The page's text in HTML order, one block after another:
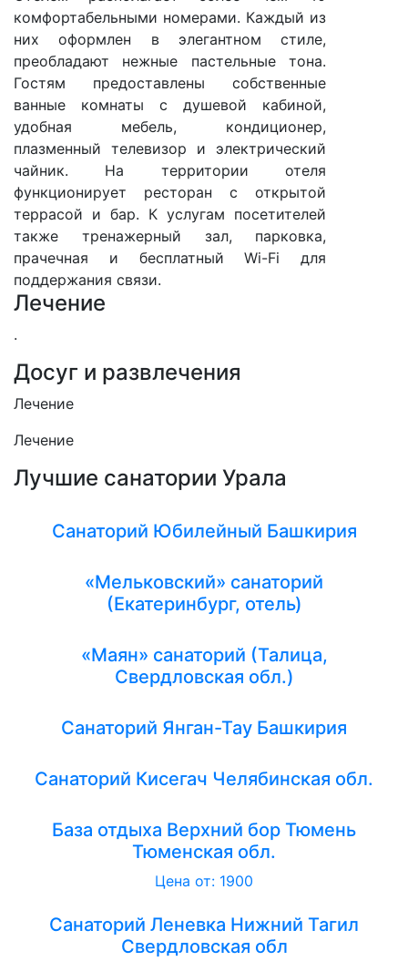
комфортабельными номерами. Каждый из
них оформлен в элегантном стиле,
преобладают нежные пастельные тона.
Гостям предоставлены собственные
ванные комнаты с душевой кабиной,
удобная мебель, кондиционер,
плазменный телевизор и электрический
чайник. На территории отеля
функционирует ресторан с открытой
террасой и бар. К услугам посетителей
также тренажерный зал, парковка,
прачечная и бесплатный Wi-Fi для
поддержания связи.
Лечение
.
Досуг и развлечения
Лечение
Лечение
Лучшие санатории Урала
Санаторий Юбилейный Башкирия
«Мельковский» санаторий
(Екатеринбург, отель)
«Маян» санаторий (Талица,
Свердловская обл.)
Санаторий Янган-Тау Башкирия
Санаторий Кисегач Челябинская обл.
База отдыха Верхний бор Тюмень
Тюменская обл.
Цена от: 1900
Санаторий Леневка Нижний Тагил
Свердловская обл